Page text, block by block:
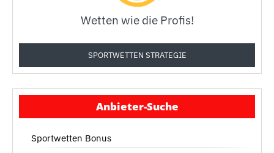
Wetten wie die Profis!
SPORTWETTEN STRATEGIE
Anbieter-Suche
Sportwetten Bonus